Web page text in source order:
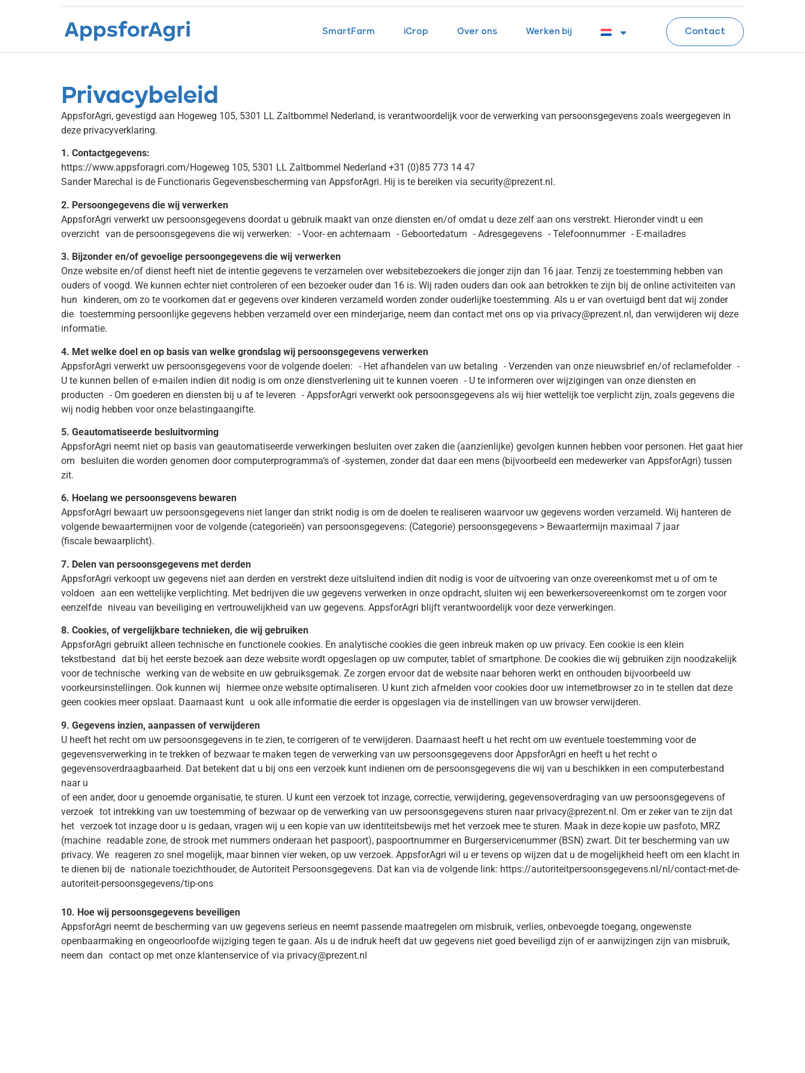
SmartFarm iCrop Over ons Werken bij Contact
Privacybeleid
Privacybeleid
AppsforAgri, gevestigd aan Hogeweg 105, 5301 LL Zaltbommel Nederland, is verantwoordelijk voor de verwerking van persoonsgegevens zoals weergegeven in
deze privacyverklaring.
1. Contactgegevens:
https://www.appsforagri.com/Hogeweg 105, 5301 LL Zaltbommel Nederland +31 (0)85 773 14 47
Sander Marechal is de Functionaris Gegevensbescherming van AppsforAgri. Hij is te bereiken via security@prezent.nl.
2. Persoongegevens die wij verwerken
AppsforAgri verwerkt uw persoonsgegevens doordat u gebruik maakt van onze diensten en/of omdat u deze zelf aan ons verstrekt. Hieronder vindt u een
overzicht van de persoonsgegevens die wij verwerken: - Voor- en achternaam - Geboortedatum - Adresgegevens - Telefoonnummer - E-mailadres
3. Bijzonder en/of gevoelige persoongegevens die wij verwerken
Onze website en/of dienst heeft niet de intentie gegevens te verzamelen over websitebezoekers die jonger zijn dan 16 jaar. Tenzij ze toestemming hebben van
ouders of voogd. We kunnen echter niet controleren of een bezoeker ouder dan 16 is. Wij raden ouders dan ook aan betrokken te zijn bij de online activiteiten van
hun kinderen, om zo te voorkomen dat er gegevens over kinderen verzameld worden zonder ouderlijke toestemming. Als u er van overtuigd bent dat wij zonder
die toestemming persoonlijke gegevens hebben verzameld over een minderjarige, neem dan contact met ons op via privacy@prezent.nl, dan verwijderen wij deze
informatie.
4. Met welke doel en op basis van welke grondslag wij persoonsgegevens verwerken
AppsforAgri verwerkt uw persoonsgegevens voor de volgende doelen: - Het afhandelen van uw betaling - Verzenden van onze nieuwsbrief en/of reclamefolder -
U te kunnen bellen of e-mailen indien dit nodig is om onze dienstverlening uit te kunnen voeren - U te informeren over wijzigingen van onze diensten en
producten - Om goederen en diensten bij u af te leveren - AppsforAgri verwerkt ook persoonsgegevens als wij hier wettelijk toe verplicht zijn, zoals gegevens die
wij nodig hebben voor onze belastingaangifte.
5. Geautomatiseerde besluitvorming
AppsforAgri neemt niet op basis van geautomatiseerde verwerkingen besluiten over zaken die (aanzienlijke) gevolgen kunnen hebben voor personen. Het gaat hier
om besluiten die worden genomen door computerprogramma’s of -systemen, zonder dat daar een mens (bijvoorbeeld een medewerker van AppsforAgri) tussen
zit.
6. Hoelang we persoonsgevens bewaren
AppsforAgri bewaart uw persoonsgegevens niet langer dan strikt nodig is om de doelen te realiseren waarvoor uw gegevens worden verzameld. Wij hanteren de
volgende bewaartermijnen voor de volgende (categorieën) van persoonsgegevens: (Categorie) persoonsgegevens > Bewaartermijn maximaal 7 jaar
(fiscale bewaarplicht).
7. Delen van persoonsgegevens met derden
AppsforAgri verkoopt uw gegevens niet aan derden en verstrekt deze uitsluitend indien dit nodig is voor de uitvoering van onze overeenkomst met u of om te
voldoen aan een wettelijke verplichting. Met bedrijven die uw gegevens verwerken in onze opdracht, sluiten wij een bewerkersovereenkomst om te zorgen voor
eenzelfde niveau van beveiliging en vertrouwelijkheid van uw gegevens. AppsforAgri blijft verantwoordelijk voor deze verwerkingen.
8. Cookies, of vergelijkbare technieken, die wij gebruiken
AppsforAgri gebruikt alleen technische en functionele cookies. En analytische cookies die geen inbreuk maken op uw privacy. Een cookie is een klein
tekstbestand dat bij het eerste bezoek aan deze website wordt opgeslagen op uw computer, tablet of smartphone. De cookies die wij gebruiken zijn noodzakelijk
voor de technische werking van de website en uw gebruiksgemak. Ze zorgen ervoor dat de website naar behoren werkt en onthouden bijvoorbeeld uw
voorkeursinstellingen. Ook kunnen wij hiermee onze website optimaliseren. U kunt zich afmelden voor cookies door uw internetbrowser zo in te stellen dat deze
geen cookies meer opslaat. Daarnaast kunt u ook alle informatie die eerder is opgeslagen via de instellingen van uw browser verwijderen.
9. Gegevens inzien, aanpassen of verwijderen
U heeft het recht om uw persoonsgegevens in te zien, te corrigeren of te verwijderen. Daarnaast heeft u het recht om uw eventuele toestemming voor de
gegevensverwerking in te trekken of bezwaar te maken tegen de verwerking van uw persoonsgegevens door AppsforAgri en heeft u het recht o
gegevensoverdraagbaarheid. Dat betekent dat u bij ons een verzoek kunt indienen om de persoonsgegevens die wij van u beschikken in een computerbestand
naar u
of een ander, door u genoemde organisatie, te sturen. U kunt een verzoek tot inzage, correctie, verwijdering, gegevensoverdraging van uw persoonsgegevens of
verzoek tot intrekking van uw toestemming of bezwaar op de verwerking van uw persoonsgegevens sturen naar privacy@prezent.nl. Om er zeker van te zijn dat
het verzoek tot inzage door u is gedaan, vragen wij u een kopie van uw identiteitsbewijs met het verzoek mee te sturen. Maak in deze kopie uw pasfoto, MRZ
(machine readable zone, de strook met nummers onderaan het paspoort), paspoortnummer en Burgerservicenummer (BSN) zwart. Dit ter bescherming van uw
privacy. We reageren zo snel mogelijk, maar binnen vier weken, op uw verzoek. AppsforAgri wil u er tevens op wijzen dat u de mogelijkheid heeft om een klacht in
te dienen bij de nationale toezichthouder, de Autoriteit Persoonsgegevens. Dat kan via de volgende link: https://autoriteitpersoonsgegevens.nl/nl/contact-met-de-
autoriteit-persoonsgegevens/tip-ons
10. Hoe wij persoonsgegevens beveiligen
AppsforAgri neemt de bescherming van uw gegevens serieus en neemt passende maatregelen om misbruik, verlies, onbevoegde toegang, ongewenste
openbaarmaking en ongeoorloofde wijziging tegen te gaan. Als u de indruk heeft dat uw gegevens niet goed beveiligd zijn of er aanwijzingen zijn van misbruik,
neem dan contact op met onze klantenservice of via privacy@prezent.nl